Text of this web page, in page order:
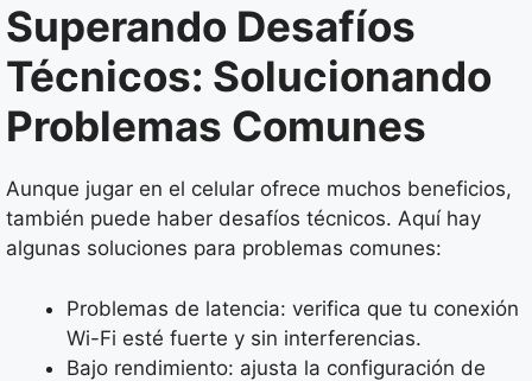
Superando Desafíos
Técnicos: Solucionando
Problemas Comunes
Aunque jugar en el celular ofrece muchos beneficios,
también puede haber desafíos técnicos. Aquí hay
algunas soluciones para problemas comunes:
Problemas de latencia: verifica que tu conexión
Wi-Fi esté fuerte y sin interferencias.
Bajo rendimiento: ajusta la configuración de